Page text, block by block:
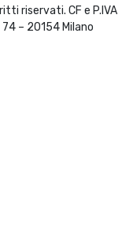
riservati. CF e P.IVA
– 20154 Milano